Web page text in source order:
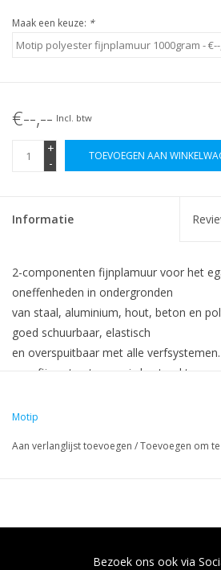
Maak een keuze: *
€--,-- Incl. btw
+
-
TOEVOEGEN AAN
Informatie
2-componenten fijnplamuur voor het
oneffenheden in ondergronden
van staal, aluminium, hout, beton en
goed schuurbaar, elastisch
en overspuitbaar met alle
zeer fijne structuur en is bestand tegen
Presto Fijnplamuur kan aangebracht
Motip
Aan verlanglijst toevoegen /Toevoegen om
Bezoek ons ook via